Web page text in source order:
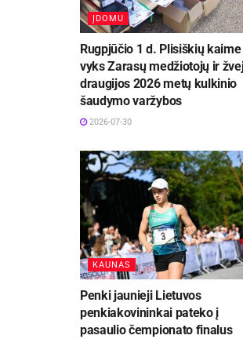
ĮDOMU
Rugpjūčio 1 d. Plisiškių kaime
vyks Zarasų medžiotojų ir
draugijos 2026 metų kulkinio
šaudymo varžybos
2026-07-30
KAUNAS
Penki jaunieji Lietuvos
penkiakovininkai pateko į
pasaulio čempionato finalus